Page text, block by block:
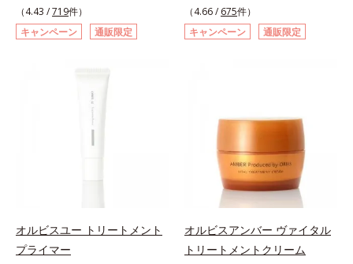
しくする使いごこちを叶えました。
*1 メラニンの蓄積を抑え、シミ・
ソバカスを防ぐ*2 デクスパンテノ
と*4 うるおいによる透明感のある
肌*5 ターンオーバーを促進して、
メラニンの塊を微細化すること*6
アルテアエキス配合＝保湿成分各商
のある美肌へと整えます。*1 クチ
ナシ果実エキス、ハトムギ種子エキ
ス、ユズ果実エキス、水添レシチ
るおい不足など*3 お手入れのファ
ーストステップのこと*4 細胞間脂
質に類似した構造*5 保湿成分
サイン(*6)の因子に着目した肌科学
エイジングケア(*3)シリーズ。オル
ビスユー ドットシリーズは、年齢
ではなく、肌で起きていることの根
本原因に着目。加齢とともに現れる
年齢サインについて研究を進めたと
ころ、弾力感のない状態である「ハ
そこでオルビスユー ドットシリー
ズは美容成分(*8)として「G.D.F.ア
クティベーター(*9)」を配合。そし
て、従来から配合している美白(*1)
（4.43 /719件）
キャンペーン
通販限定
リも透明感(*7)も結果主義。年齢サ
イン(*8)の因子に着目した肌科学エ
イジングケア(*3)シリーズ。オルビ
齢サインについて研究を進めたとこ
ろ、弾力感のない状態である「ハリ
のなさ」や、くすみ(*5)などが現れ
ている状態である「透明感のなさ」
が、大人の肌印象に大きな影響を与
えていることがわかりました。そこ
でオルビスユー ドットシリーズは
美容成分(*9)として「G.D.F.アクテ
ィベーター(*10)」を配合。そし
（4.66 / 675件）
キャンペーン
通販限定
オルビスユー トリートメント
プライマー
オルビスアンバー ヴァイタル
トリートメントクリーム